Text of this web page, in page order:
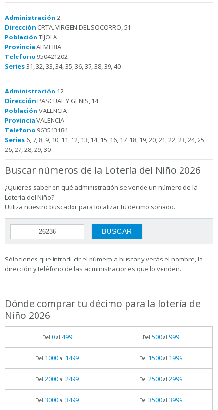
Administración 2
Dirección CRTA. VIRGEN DEL SOCORRO, 51
Población TÍJOLA
Provincia ALMERIA
Telefono 950421202
Series31, 32, 33, 34, 35, 36, 37, 38, 39, 40
Administración 12
Dirección PASCUAL Y GENIS, 14
Población VALENCIA
Provincia VALENCIA
Telefono 963513184
Series 6, 7, 8, 9, 10, 11, 12, 13, 14, 15, 16, 17, 18, 19, 20, 21, 22, 23, 24, 25,
26, 27, 28, 29, 30
Buscar números de la Lotería del Niño 2026
¿Quieres saber en qué administración se vende un número de la
Lotería del Niño?
Utiliza nuestro buscador para localizar tu décimo soñado.
Sólo tienes que introducir el número a buscar y verás el nombre, la
dirección y teléfono de las administraciones que lo venden.
Dónde comprar tu décimo para la lotería de
Niño 2026
Del 0al 499 Del 500al 999
Del 1000al 1499 Del 1500al 1999
Del 2000al 2499 Del 2500al 2999
Del 3000al 3499 Del 3500al 3999